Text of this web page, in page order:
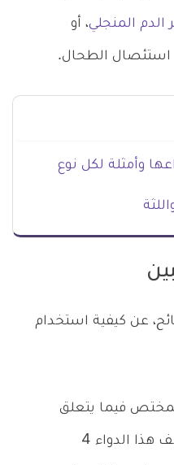
المنجلي، أو
استئصال الطحال.
وأمثلة لكل نوع
عن كيفية استخدام
فيما يتعلق
بجرعة الدواء، قد يتم وصف هذا الدواء 4